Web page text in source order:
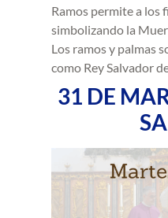
Ramos permite a los
simbolizando la
Los ramos y palmas
como Rey Salvador
31 DE